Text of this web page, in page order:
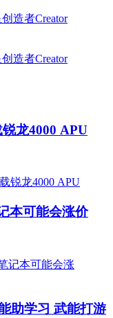
龙4000 APU
本可能会涨价
助学习 武能打游